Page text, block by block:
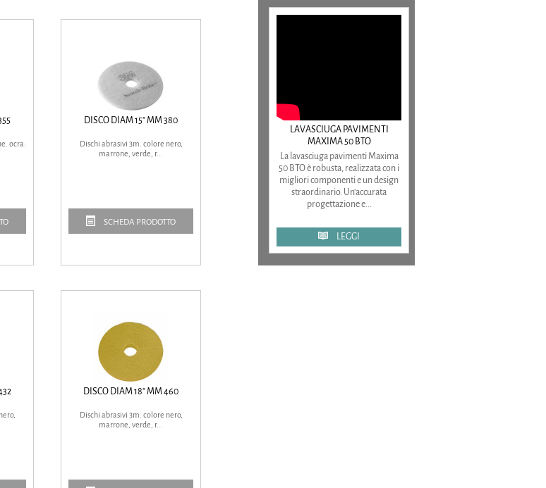
ocra:
DISCO DIAM 15" MM 380
Dischi abrasivi 3m. colore nero,
marrone, verde, r...
SCHEDA PRODOTTO
DISCO DIAM 18" MM 460
Dischi abrasivi 3m. colore nero,
marrone, verde, r...
LAVASCIUGA PAVIMENTI
MAXIMA 50 BTO
La lavasciuga pavimenti Maxima
50 BTO è robusta, realizzata con i
migliori componenti e un design
straordinario. Un'accurata
progettazione e...
LEGGI